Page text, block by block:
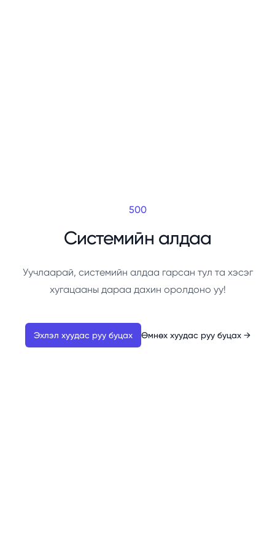
500
Системийн алдаа
Уучлаарай, системийн алдаа гарсан тул та хэсэг
хугацааны дараа дахин оролдоно уу!
Эхлэл хуудас руу буцах Өмнөх хуудас руу буцах →